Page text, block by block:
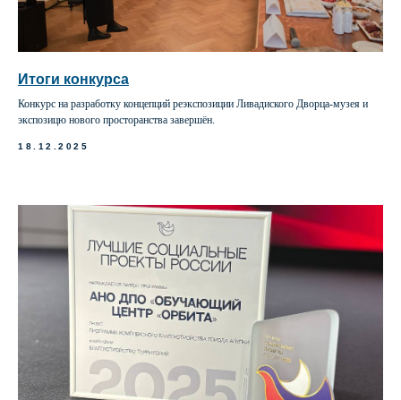
Итоги конкурса
Конкурс на разработку концепций реэкспозиции Ливадиского Дворца-музея и
экспозицю нового просторанства завершён.
18.12.2025